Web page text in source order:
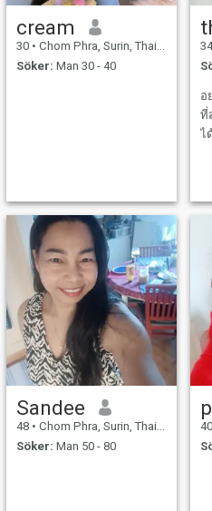
cream
30 • Chom Phra, Surin, Thailand
Söker: Man 30 - 40
อ
ที่
ไ
Sandee
48 • Chom Phra, Surin, Thailand
Söker: Man 50 - 80
40